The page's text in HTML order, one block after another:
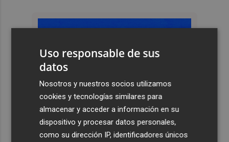
Uso responsable de sus
datos
Nosotros y nuestros socios utilizamos
cookies y tecnologías similares para
almacenar y acceder a información en su
dispositivo y procesar datos personales,
como su dirección IP, identificadores únicos